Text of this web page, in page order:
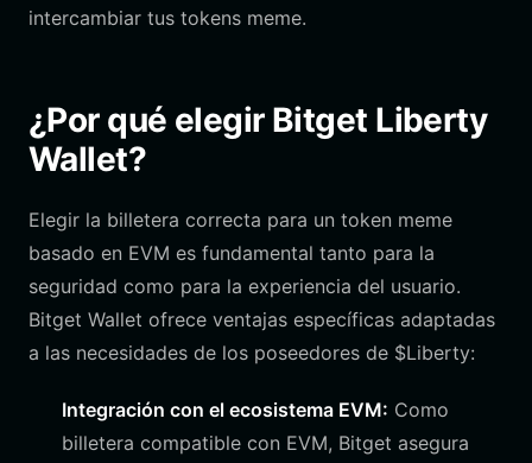
intercambiar tus tokens meme.
¿Por qué elegir Bitget Liberty
Wallet?
Elegir la billetera correcta para un token meme
basado en EVM es fundamental tanto para la
seguridad como para la experiencia del usuario.
Bitget Wallet ofrece ventajas específicas adaptadas
a las necesidades de los poseedores de $Liberty:
Integración con el ecosistema EVM: Como
billetera compatible con EVM, Bitget asegura